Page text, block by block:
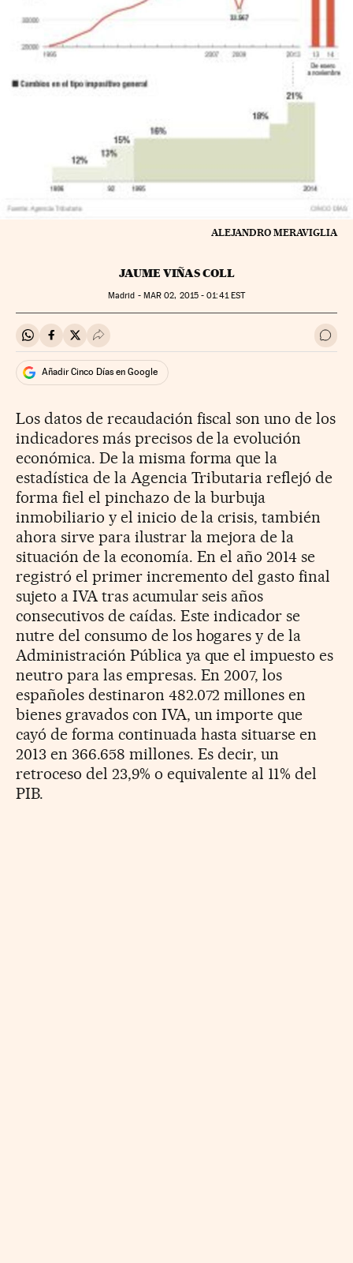
ALEJANDRO MERAVIGLIA
JAUME VIÑAS COLL
Madrid - MAR 02, 2015 - 01:41EST
Compartir en Whatsapp
Compartir en Facebook
Compartir en Twitter
Desplegar Redes Sociales Ir a
Añadir Cinco Días en Google
Los datos de recaudación fiscal son uno de los
indicadores más precisos de la evolución
económica. De la misma forma que la
estadística de la Agencia Tributaria reflejó de
forma fiel el pinchazo de la burbuja
inmobiliario y el inicio de la crisis, también
ahora sirve para ilustrar la mejora de la
situación de la economía. En el año 2014 se
registró el primer incremento del gasto final
sujeto a IVA tras acumular seis años
consecutivos de caídas. Este indicador se
nutre del consumo de los hogares y de la
Administración Pública ya que el impuesto es
neutro para las empresas. En 2007, los
españoles destinaron 482.072 millones en
bienes gravados con IVA, un importe que
cayó de forma continuada hasta situarse en
2013 en 366.658 millones. Es decir, un
retroceso del 23,9% o equivalente al 11% del
PIB.